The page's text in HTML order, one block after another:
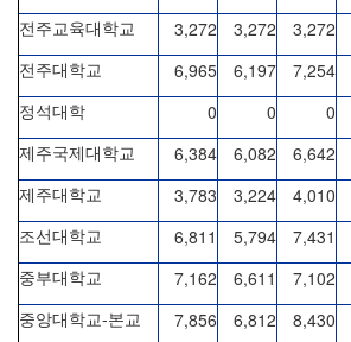
전주교육대학교 3,272 3,272 3,272
전주대학교 6,965 6,197 7,254
정석대학 0 0 0
제주국제대학교 6,384 6,082 6,642
제주대학교 3,783 3,224 4,010
조선대학교 6,811 5,794 7,431
중부대학교 7,162 6,611 7,102
중앙대학교-본교 7,856 6,812 8,430